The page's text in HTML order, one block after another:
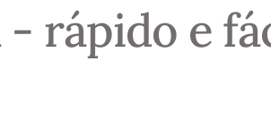
- rápido e